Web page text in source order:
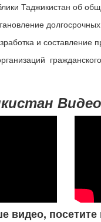
Таджикистан об
и составление
Видео
видео, посетите